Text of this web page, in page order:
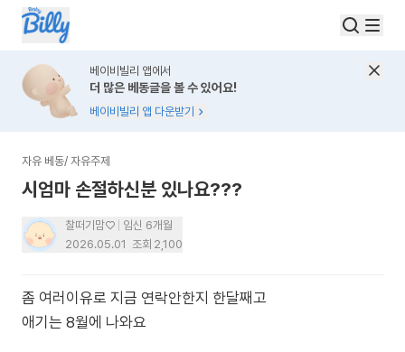
베이비빌리 앱에서
더 많은 베동글을 볼 수 있어요!
베이비빌리 앱 다운받기
자유 베동/ 자유주제
시엄마 손절하신분 있나요???
찰떠기맘♡
임신 6개월
2026.05.01 조회 2,100
좀 여러이유로 지금 연락안한지 한달째고
애기는 8월에 나와요